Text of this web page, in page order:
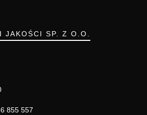
JAKOŚCI SP. Z O.O.
855 557